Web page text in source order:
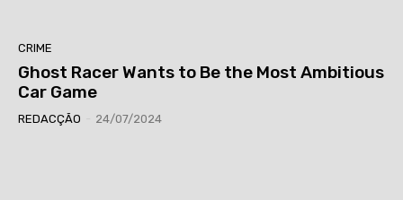
CRIME
Ghost Racer Wants to Be the Most Ambitious
Car Game
REDACÇÃO 24/07/2024